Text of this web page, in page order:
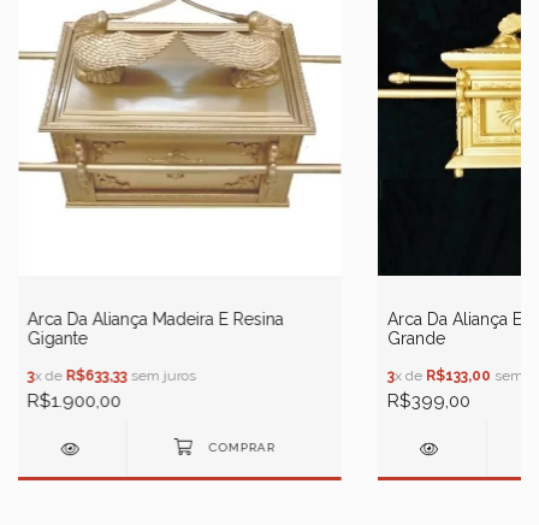
Arca Da Aliança Madeira E Resina
Gigante
3x de R$633,33sem juros
R$1.900,00
Arca Da Aliança
Grande
3x de R$133,00 sem
R$399,00